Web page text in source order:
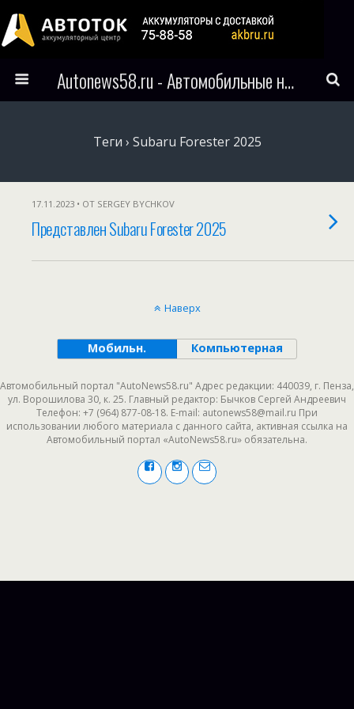
Autonews58.ru - Автомобильные новости Пензы и всего мира
Теги › Subaru Forester 2025
17.11.2023 • ОТ SERGEY BYCHKOV
Представлен Subaru Forester 2025
Наверх
Мобильн. Компьютерная
Автомобильный портал "AutoNews58.ru" Адрес редакции: 440039, г. Пенза,
ул. Ворошилова 30, к. 25. Главный редактор: Бычков Сергей Андреевич
Телефон: +7 (964) 877-08-18. E-mail: autonews58@mail.ru При
использовании любого материала с данного сайта, активная ссылка на
Автомобильный портал «AutoNews58.ru» обязательна.